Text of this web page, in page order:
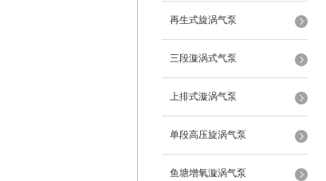
再生式旋涡气泵
三段漩涡式气泵
上排式漩涡气泵
单段高压旋涡气泵
鱼塘增氧漩涡气泵